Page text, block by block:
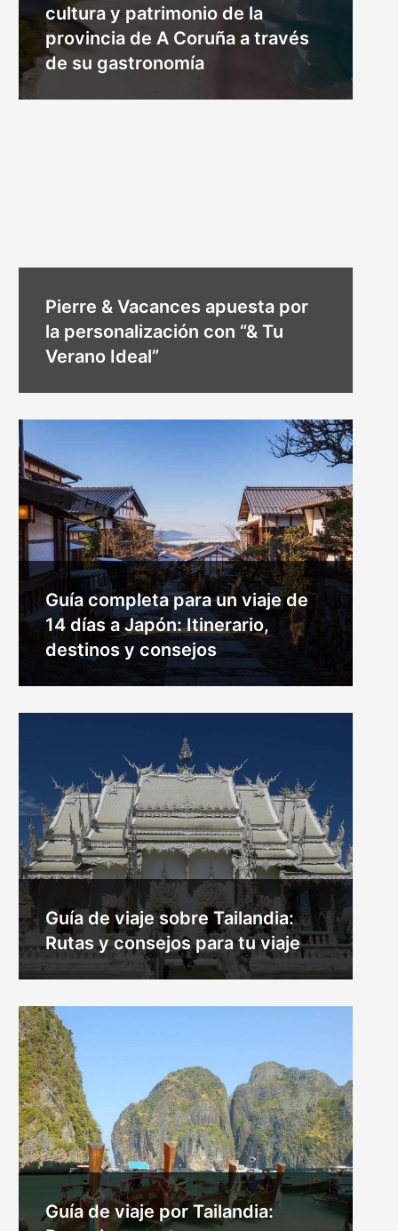
cultura y patrimonio de la
provincia de A Coruña a través
de su gastronomía
Pierre & Vacances apuesta por
la personalización con “& Tu
Verano Ideal”
Guía completa para un viaje de
14 días a Japón: Itinerario,
destinos y consejos
Guía de viaje sobre Tailandia:
Rutas y consejos para tu viaje
Guía de viaje por Tailandia: